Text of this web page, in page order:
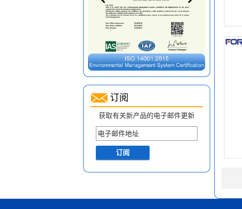
订阅
获取有关新产品的电子邮件更新